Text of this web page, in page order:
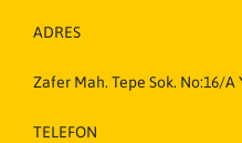
ADRES
Zafer Mah. Tepe Sok. No:16/
TELEFON